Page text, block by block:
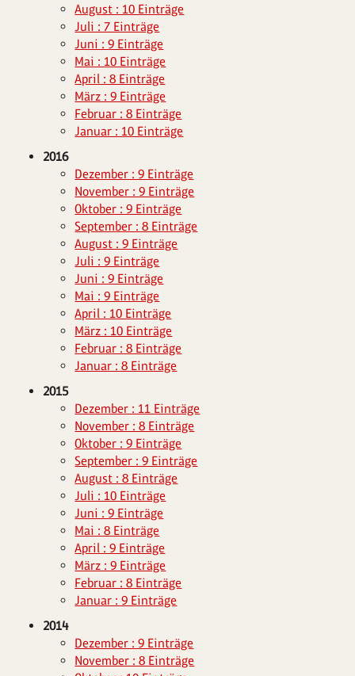
August : 10 Einträge
Juli : 7 Einträge
Juni : 9 Einträge
Mai : 10 Einträge
April : 8 Einträge
März : 9 Einträge
Februar : 8 Einträge
Januar : 10 Einträge
2016
Dezember : 9 Einträge
November : 9 Einträge
Oktober : 9 Einträge
September : 8 Einträge
August : 9 Einträge
Juli : 9 Einträge
Juni : 9 Einträge
Mai : 9 Einträge
April : 10 Einträge
März : 10 Einträge
Februar : 8 Einträge
Januar : 8 Einträge
2015
Dezember : 11 Einträge
November : 8 Einträge
Oktober : 9 Einträge
September : 9 Einträge
August : 8 Einträge
Juli : 10 Einträge
Juni : 9 Einträge
Mai : 8 Einträge
April : 9 Einträge
März : 9 Einträge
Februar : 8 Einträge
Januar : 9 Einträge
2014
Dezember : 9 Einträge
November : 8 Einträge